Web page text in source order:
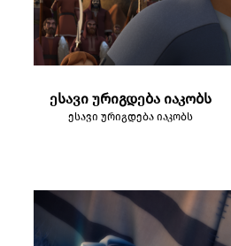
ესავი ურიგდება იაკობს
ესავი ურიგდება იაკობს